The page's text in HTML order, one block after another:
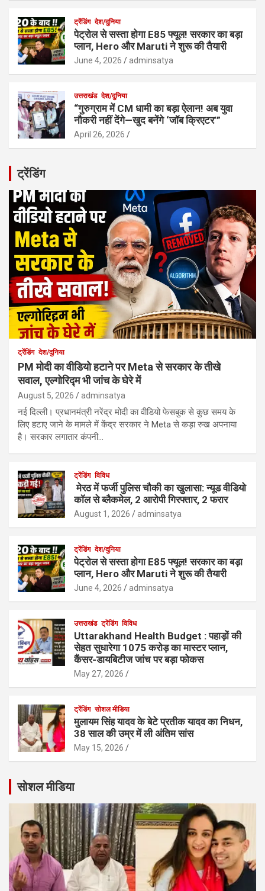
ट्रेंडिंग देश/दुनिया
पेट्रोल से सस्ता होगा E85 फ्यूल! सरकार का बड़ा
प्लान, Hero और Maruti ने शुरू की तैयारी
June 4, 2026 adminsatya
उत्तराखंड देश/दुनिया
“गुरुग्राम में CM धामी का बड़ा ऐलान! अब युवा
नौकरी नहीं देंगे—खुद बनेंगे ‘जॉब क्रिएटर’”
April 26, 2026
ट्रेंडिंग
ट्रेंडिंग देश/दुनिया
PM मोदी का वीडियो हटाने पर Meta से सरकार के तीखे
सवाल, एल्गोरिद्म भी जांच के घेरे में
August 5, 2026 adminsatya
नई दिल्ली। प्रधानमंत्री नरेंद्र मोदी का वीडियो फेसबुक से कुछ समय के
लिए हटाए जाने के मामले में केंद्र सरकार ने Meta से कड़ा रुख अपनाया
है। सरकार लगातार कंपनी…
ट्रेंडिंग विविध
मेरठ में फर्जी पुलिस चौकी का खुलासा: न्यूड वीडियो
कॉल से ब्लैकमेल, 2 आरोपी गिरफ्तार, 2 फरार
August 1, 2026 adminsatya
ट्रेंडिंग देश/दुनिया
पेट्रोल से सस्ता होगा E85 फ्यूल! सरकार का बड़ा
प्लान, Hero और Maruti ने शुरू की तैयारी
June 4, 2026 adminsatya
उत्तराखंड ट्रेंडिंग विविध
Uttarakhand Health Budget : पहाड़ों की
सेहत सुधारेगा 1075 करोड़ का मास्टर प्लान,
कैंसर-डायबिटीज जांच पर बड़ा फोकस
May 27, 2026
ट्रेंडिंग सोशल मीडिया
मुलायम सिंह यादव के बेटे प्रतीक यादव का निधन,
38 साल की उम्र में ली अंतिम सांस
May 15, 2026
सोशल मीडिया